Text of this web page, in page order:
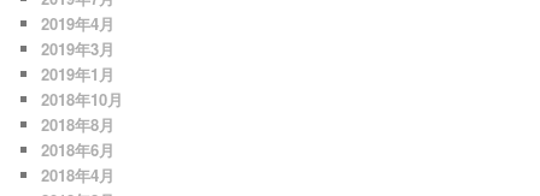
2019年4月
2019年3月
2019年1月
2018年10月
2018年8月
2018年6月
2018年4月